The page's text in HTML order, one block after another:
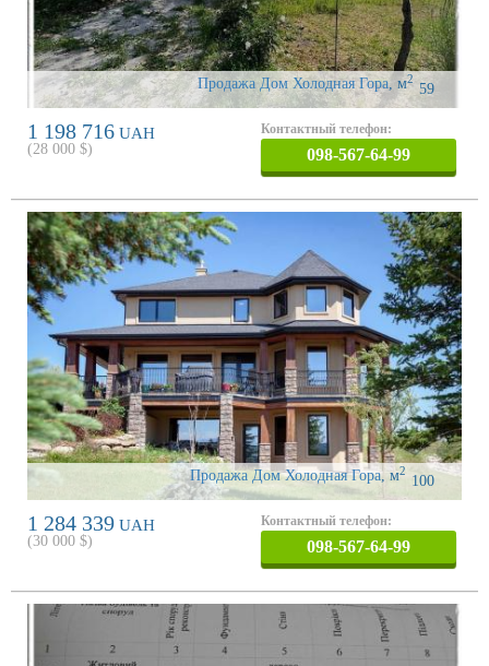
Продажа Дом Холодная Гора, 59
м2
1 198 716 UAH
(28 000 $)
Контактный телефон:
098-567-64-99
Продажа Дом Холодная Гора, 100
м2
1 284 339 UAH
(30 000 $)
Контактный телефон:
098-567-64-99